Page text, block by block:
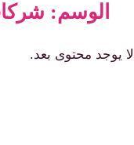
الوسم:
لا يوجد محتوى بعد.